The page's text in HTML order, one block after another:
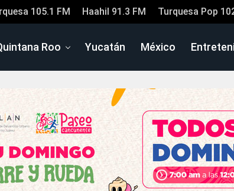
105.1 FM Haahil 91.3 FM Turquesa Pop
Roo Yucatán México